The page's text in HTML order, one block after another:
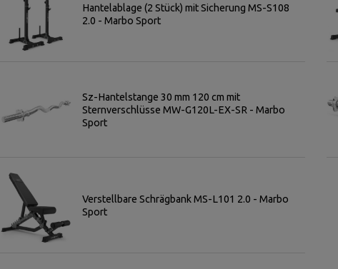
Hantelablage (2 Stück) mit Sicherung MS-S108
2.0 - Marbo Sport
Sz-Hantelstange 30 mm 120 cm mit
Sternverschlüsse MW-G120L-EX-SR - Marbo
Sport
Verstellbare Schrägbank MS-L101 2.0 - Marbo
Sport